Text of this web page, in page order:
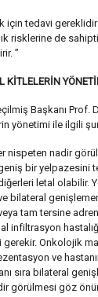
için tedavi
risklerine de
”
KİTLELERİN
Başkanı Prof.
yönetimi ile ilgili
nispeten nadir
bir yelpazesini
letal olabilir.
bilateral
tam tersine
infiltrasyon
gerekir. Onkolojik
ve
sıra bilateral
görülmesi göz